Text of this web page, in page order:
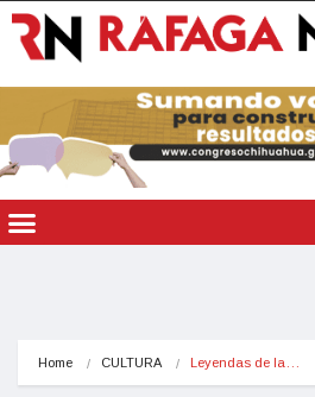
Home CULTURA Leyendas de la…